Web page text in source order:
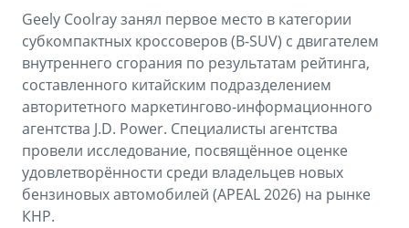
GEELY Лизинг
Сервисная книжка
Вопросы и ответы
Geely Coolray занял первое место в категории
субкомпактных кроссоверов (B-SUV) с двигателем
внутреннего сгорания по результатам рейтинга,
составленного китайским подразделением
авторитетного маркетингово-информационного
агентства J.D. Power. Специалисты агентства
провели исследование, посвящённое оценке
удовлетворённости среди владельцев новых
бензиновых автомобилей (APEAL 2026) на рынке
КНР.